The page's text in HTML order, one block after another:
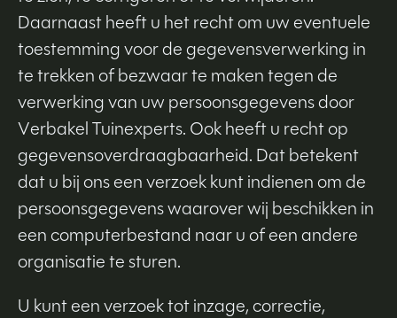
Daarnaast heeft u het recht om uw eventuele
toestemming voor de gegevensverwerking in
te trekken of bezwaar te maken tegen de
verwerking van uw persoonsgegevens door
Verbakel Tuinexperts. Ook heeft u recht op
gegevensoverdraagbaarheid. Dat betekent
dat u bij ons een verzoek kunt indienen om de
persoonsgegevens waarover wij beschikken in
een computerbestand naar u of een andere
organisatie te sturen.
U kunt een verzoek tot inzage, correctie,